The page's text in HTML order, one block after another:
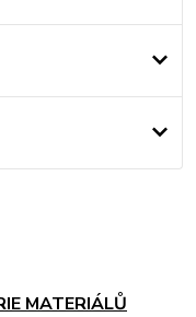
MATERIÁLŮ